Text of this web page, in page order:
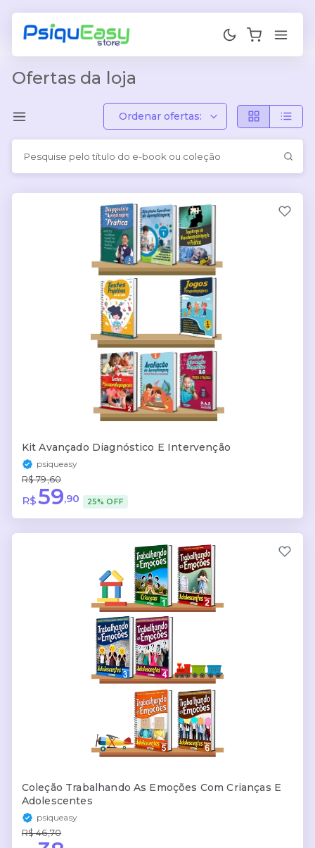
Ofertas da loja
Ordenar ofertas:
Kit Avançado Diagnóstico E Intervenção
psiqueasy
R$ 79,60
R$59,90 25% OFF
Coleção Trabalhando As Emoções Com Crianças E
Adolescentes
psiqueasy
R$ 46,70